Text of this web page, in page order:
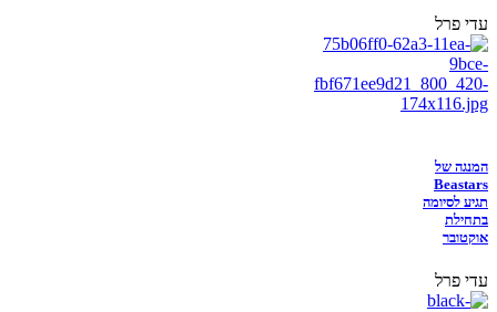
עדי פרל
המנגה של
Beastars
תגיע לסיומה
בתחילת
אוקטובר
עדי פרל